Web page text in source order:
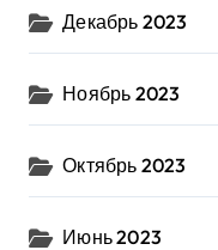
Декабрь 2023
Ноябрь 2023
Октябрь 2023
Июнь 2023